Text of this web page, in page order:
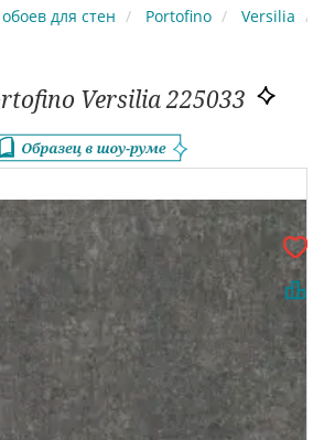
для стен Portofino Versilia
Versilia 225033